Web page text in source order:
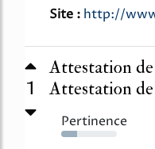
Site : http://
1
Attestation
Attestation de
Pertinence
29%